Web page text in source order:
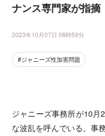
ナンス専門家が指摘
2023年10月07日 08時59分
#ジャニーズ性加害問題
ジャニーズ事務所が10月
な波乱を呼んでいる。事